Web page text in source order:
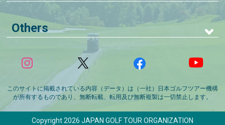
Others
このサイトに掲載されている内容（データ）は（一社）日本ゴルフツアー機構
が所有するものであり、無断転載、転用及び無断複製は一切禁止します。
Copyright 2026 JAPAN GOLF TOUR ORGANIZATION